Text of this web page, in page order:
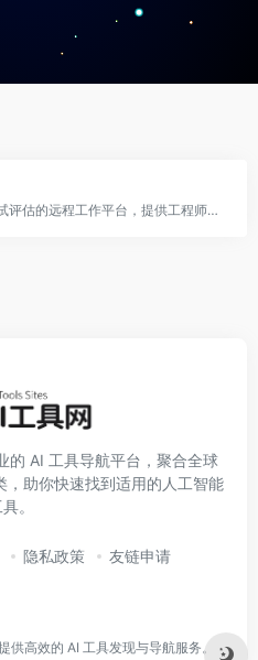
一个利用 AI 简历匹配与面试评估的远程工作平台，提供工程师、内容审核、医学及金融等领域的角色。外贸自由职业者可借此找到全球范围的项目机会。
AI 工具导航平台，聚合全球
助你快速找到适用的人工智能
。
隐私政策 友链申请
供高效的 AI 工具发现与导航服务。